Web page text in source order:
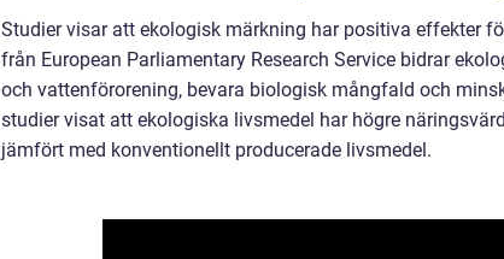
Studier visar att ekologisk märkning har positiva effekter
från European Parliamentary Research Service bidrar
och vattenförorening, bevara biologisk mångfald och
studier visat att ekologiska livsmedel har högre
jämfört med konventionellt producerade livsmedel.